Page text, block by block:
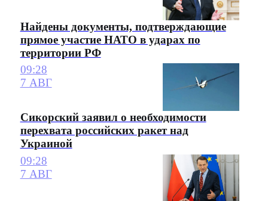
Найдены документы, подтверждающие
прямое участие НАТО в ударах по
территории РФ
09:28
7 АВГ
Сикорский заявил о необходимости
перехвата российских ракет над
Украиной
09:28
7 АВГ